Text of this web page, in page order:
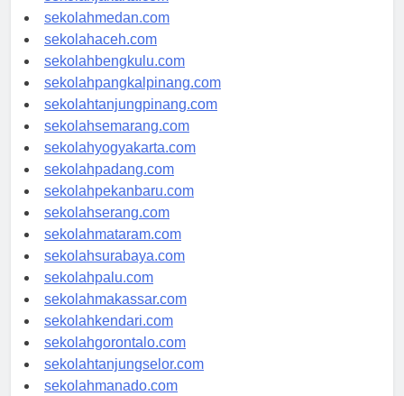
sekolahjakarta.com
sekolahmedan.com
sekolahaceh.com
sekolahbengkulu.com
sekolahpangkalpinang.com
sekolahtanjungpinang.com
sekolahsemarang.com
sekolahyogyakarta.com
sekolahpadang.com
sekolahpekanbaru.com
sekolahserang.com
sekolahmataram.com
sekolahsurabaya.com
sekolahpalu.com
sekolahmakassar.com
sekolahkendari.com
sekolahgorontalo.com
sekolahtanjungselor.com